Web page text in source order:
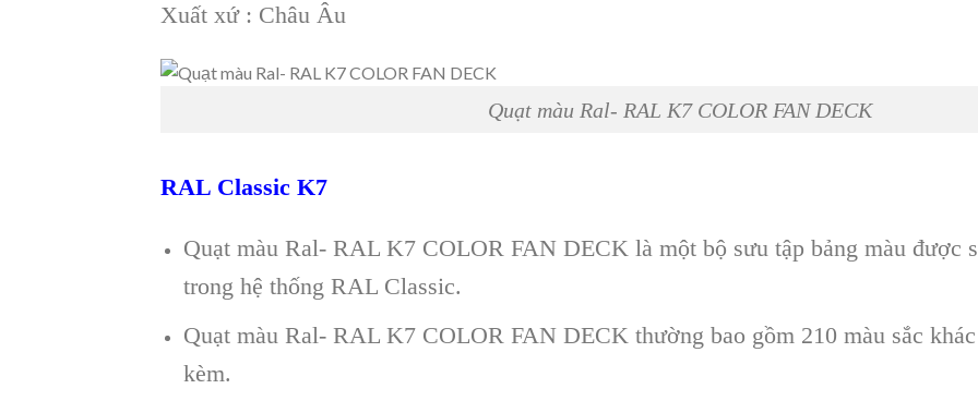
Xuất xứ : Châu Âu
Quạt màu Ral- RAL K7 COLOR FAN DECK
RAL Classic K7
Quạt màu Ral- RAL K7 COLOR FAN DECK là một bộ sưu tập bảng màu được
trong hệ thống RAL Classic.
Quạt màu Ral- RAL K7 COLOR FAN DECK thường bao gồm 210 màu sắc
kèm.